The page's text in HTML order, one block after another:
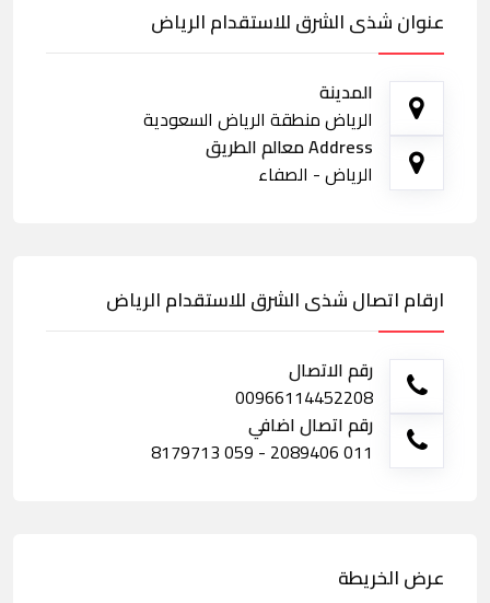
عنوان شذى الشرق للاستقدام الرياض
المدينة
الرياض منطقة الرياض السعودية
Address معالم الطريق
الرياض - الصفاء
ارقام اتصال شذى الشرق للاستقدام الرياض
رقم الاتصال
00966114452208
رقم اتصال اضافي
011 2089406 - 059 8179713
عرض الخريطة